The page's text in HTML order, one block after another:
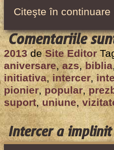
Citeşte în
Comentariile
2013 de Site Editor
aniversare,azs,biblia
initiativa,intercer,
pionier,popular,
suport,uniune,
Intercer a